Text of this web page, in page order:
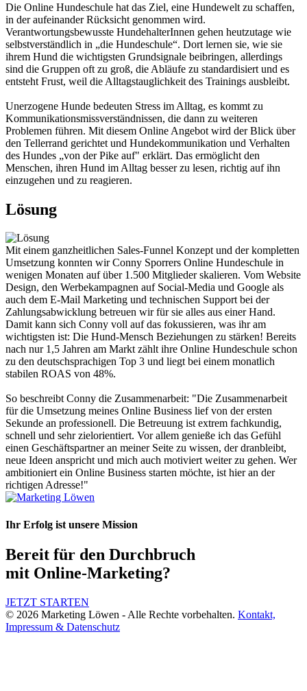
Die Online Hundeschule hat das Ziel, eine Hundewelt zu schaffen,
in der aufeinander Rücksicht genommen wird.
Verantwortungsbewusste HundehalterInnen gehen heutzutage wie
selbstverständlich in „die Hundeschule“. Dort lernen sie, wie sie
ihrem Hund die wichtigsten Grundsignale beibringen, allerdings
sind die Gruppen oft zu groß, die Abläufe zu standardisiert und es
entsteht Frust, weil die Alltagstauglichkeit des Trainings ausbleibt.
Unerzogene Hunde bedeuten Stress im Alltag, es kommt zu
Kommunikationsmissverständnissen, die dann zu weiteren
Problemen führen. Mit diesem Online Angebot wird der Blick über
den Tellerrand gerichtet und Hundekommunikation und Verhalten
des Hundes „von der Pike auf" erklärt. Das ermöglicht den
Menschen, ihren Hund im Alltag besser zu lesen, richtig auf ihn
einzugehen und zu reagieren.
Lösung
Mit einem ganzheitlichen Sales-Funnel Konzept und der kompletten
Umsetzung konnten wir Conny Sporrers Online Hundeschule in
wenigen Monaten auf über 1.500 Mitglieder skalieren. Vom Website
Design, den Werbekampagnen auf Social-Media und Google als
auch dem E-Mail Marketing und technischen Support bei der
Zahlungsabwicklung betreuen wir für sie alles aus einer Hand.
Damit kann sich Conny voll auf das fokussieren, was ihr am
wichtigsten ist: Die Hund-Mensch Beziehungen zu stärken! Bereits
nach nur 1,5 Jahren am Markt zählt ihre Online Hundeschule schon
zu den deutschsprachigen Top 3 und liegt bei einem monatlich
stabilen ROAS von 48%.
So beschreibt Conny die Zusammenarbeit: "Die Zusammenarbeit
für die Umsetzung meines Online Business lief von der ersten
Sekunde an professionell. Die Betreuung ist extrem fachkundig,
schnell und sehr zielorientiert. Vor allem genieße ich das Gefühl
einen Geschäftspartner an meiner Seite zu wissen, der dranbleibt,
neue Ideen anspricht und mich auch motiviert weiter zu gehen. Wer
ambitioniert ein Online Business starten möchte, ist hier an der
richtigen Adresse!"
Ihr Erfolg ist unsere Mission
Bereit für den Durchbruch
mit Online-Marketing?
JETZT STARTEN
© 2026 Marketing Löwen - Alle Rechte vorbehalten. Kontakt,
Impressum & Datenschutz